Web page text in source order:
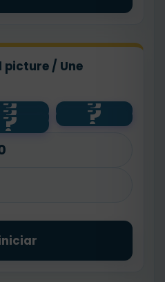
picture / Une
? ?
🕒
?
🕝 ?
half past
two
?
one